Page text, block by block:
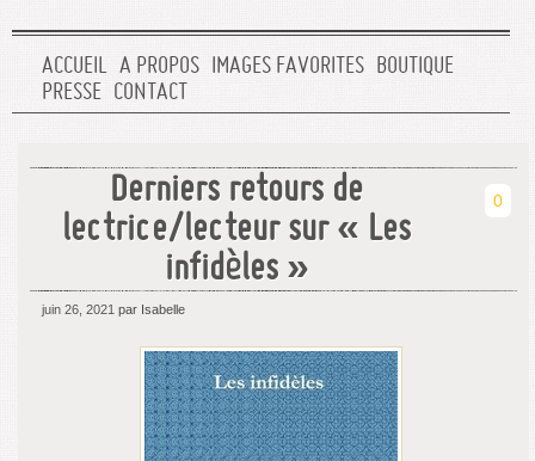
ACCUEIL A PROPOS IMAGES FAVORITES BOUTIQUE
PRESSE CONTACT
Derniers retours de
lectrice/lecteur sur « Les
infidèles »
0
juin 26, 2021 par Isabelle